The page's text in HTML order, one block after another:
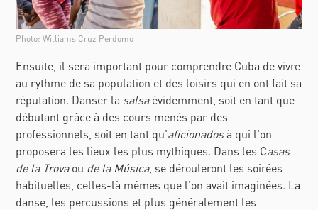
Photo: Williams Cruz Perdomo
Ensuite, il sera important pour comprendre Cuba de vivre
au rythme de sa population et des loisirs qui en ont fait sa
réputation. Danser la salsa évidemment, soit en tant que
débutant grâce à des cours menés par des
professionnels, soit en tant qu'aficionadosà qui l'on
proposera les lieux les plus mythiques. Dans les Casas
de la Trova ou de la Música, se dérouleront les soirées
habituelles, celles-là mêmes que l'on avait imaginées. La
danse, les percussions et plus généralement les